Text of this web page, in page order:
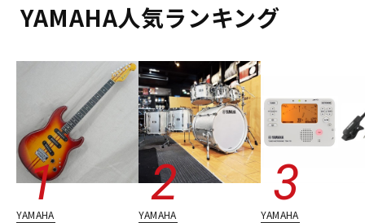
YAMAHA人気ランキング
YAMAHA YAMAHA YAMAHA